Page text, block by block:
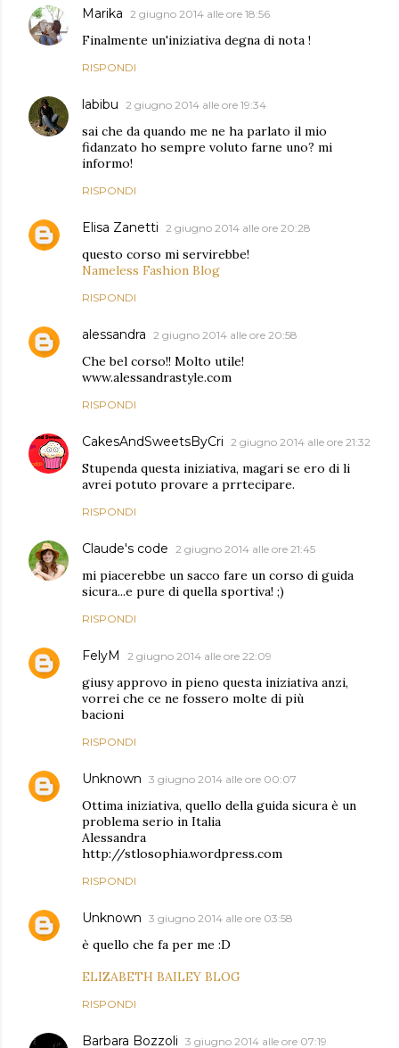
Marika 2 giugno 2014 alle ore 18:56
Finalmente un'iniziativa degna di nota !
RISPONDI
labibu 2 giugno 2014 alle ore 19:34
sai che da quando me ne ha parlato il mio
fidanzato ho sempre voluto farne uno? mi
informo!
RISPONDI
Elisa Zanetti 2 giugno 2014 alle ore 20:28
questo corso mi servirebbe!
Nameless Fashion Blog
RISPONDI
alessandra 2 giugno 2014 alle ore 20:58
Che bel corso!! Molto utile!
www.alessandrastyle.com
RISPONDI
CakesAndSweetsByCri 2 giugno 2014 alle ore 21:32
Stupenda questa iniziativa, magari se ero di li
avrei potuto provare a prrtecipare.
RISPONDI
Claude's code 2 giugno 2014 alle ore 21:45
mi piacerebbe un sacco fare un corso di guida
sicura...e pure di quella sportiva! ;)
RISPONDI
FelyM 2 giugno 2014 alle ore 22:09
giusy approvo in pieno questa iniziativa anzi,
vorrei che ce ne fossero molte di più
bacioni
RISPONDI
Unknown 3 giugno 2014 alle ore 00:07
Ottima iniziativa, quello della guida sicura è un
problema serio in Italia
Alessandra
http://stlosophia.wordpress.com
RISPONDI
Unknown 3 giugno 2014 alle ore 03:58
è quello che fa per me :D
ELIZABETH BAILEY BLOG
RISPONDI
Barbara Bozzoli 3 giugno 2014 alle ore 07:19